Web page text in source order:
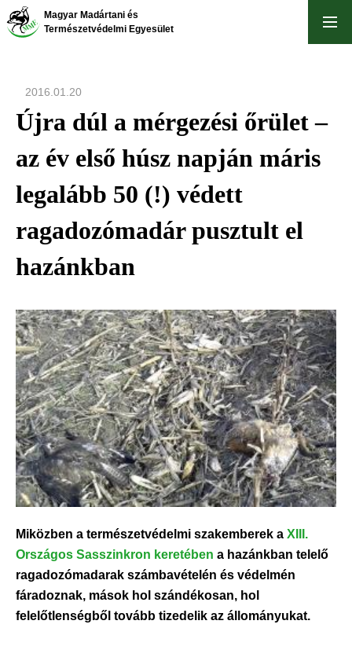
Ugrás
Magyar Madártani és
Természetvédelmi Egyesület
2016.01.20
Újra dúl a mérgezési őrület –
az év első húsz napján máris
legalább 50 (!) védett
ragadozómadár pusztult el
hazánkban
Miközben a természetvédelmi szakemberek a XIII.
Országos Sasszinkron keretében a hazánkban telelő
ragadozómadarak számbavételén és védelmén
fáradoznak, mások hol szándékosan, hol
felelőtlenségből tovább tizedelik az állományukat.